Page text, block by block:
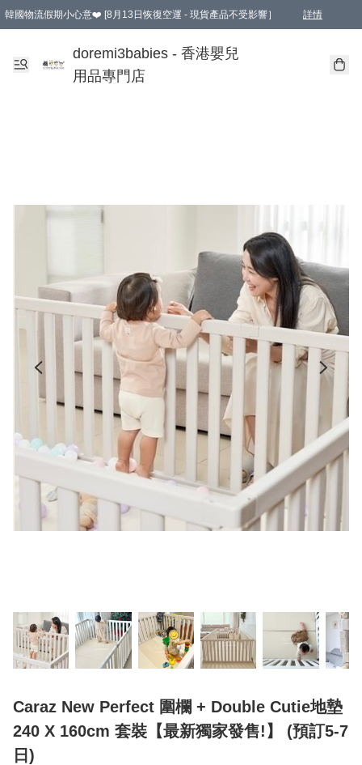
韓國物流假期小心意❤️ [8月13日恢復空運 - 現貨產品不受影響］ 詳情
新會員首張訂單滿$600即享9折優惠！(部份超優惠產品 & 品牌指定價除外)
doremi3babies - 香港嬰兒
用品專門店
Caraz New Perfect 圍欄 + Double Cutie地墊
240 X 160cm 套裝【最新獨家發售!】 (預訂5-7
日)